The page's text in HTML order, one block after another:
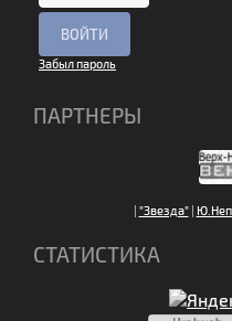
Забыл пароль
ПАРТНЕРЫ
| "Звезда"|
СТАТИСТИКА